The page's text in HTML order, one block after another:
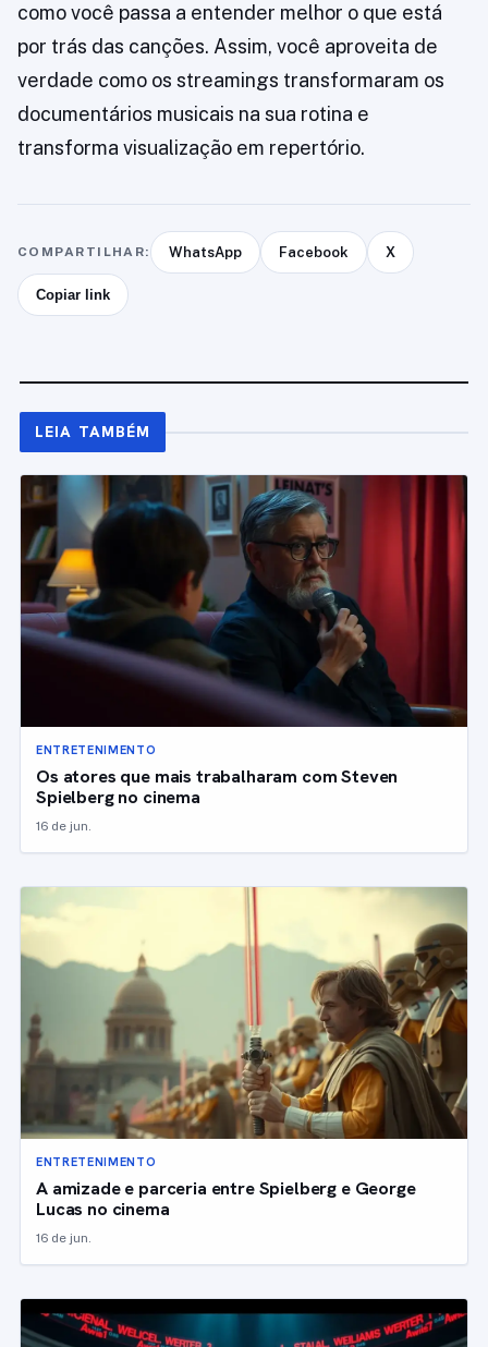
como você passa a entender melhor o que está
por trás das canções. Assim, você aproveita de
verdade como os streamings transformaram os
documentários musicais na sua rotina e
transforma visualização em repertório.
COMPARTILHAR: WhatsApp Facebook X
Copiar link
LEIA TAMBÉM
ENTRETENIMENTO
Os atores que mais trabalharam com Steven
Spielberg no cinema
16 de jun.
ENTRETENIMENTO
A amizade e parceria entre Spielberg e George
Lucas no cinema
16 de jun.